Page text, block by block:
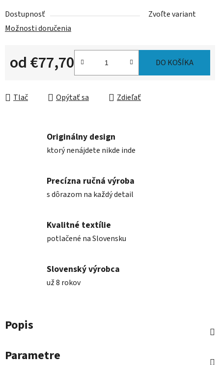
Dostupnosť
Zvoľte variant
Možnosti doručenia
od€77,70 DO KOŠÍKA
Tlač Opýtať sa Zdieľať
Originálny design
ktorý nenájdete nikde inde
Precízna ručná výroba
s dôrazom na každý detail
Kvalitné textílie
potlačené na Slovensku
Slovenský výrobca
už 8 rokov
Popis
Parametre